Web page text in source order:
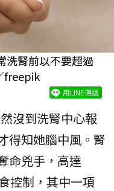
洗腎前以不要超過
freepik
用LINE傳送
沒到洗腎中心報
得知她腦中風。腎
命兇手，高達
控制，其中一項